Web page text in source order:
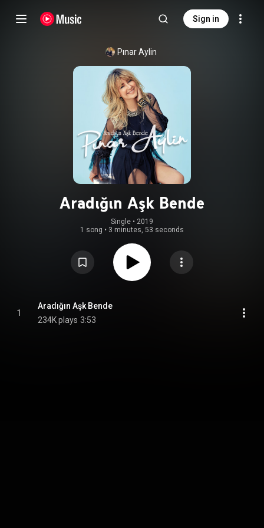
Sign in
Pınar Aylin
Aradığın Aşk Bende
Single • 2019
1 song • 3 minutes, 53 seconds
1
Aradığın Aşk Bende
234K plays 3:53